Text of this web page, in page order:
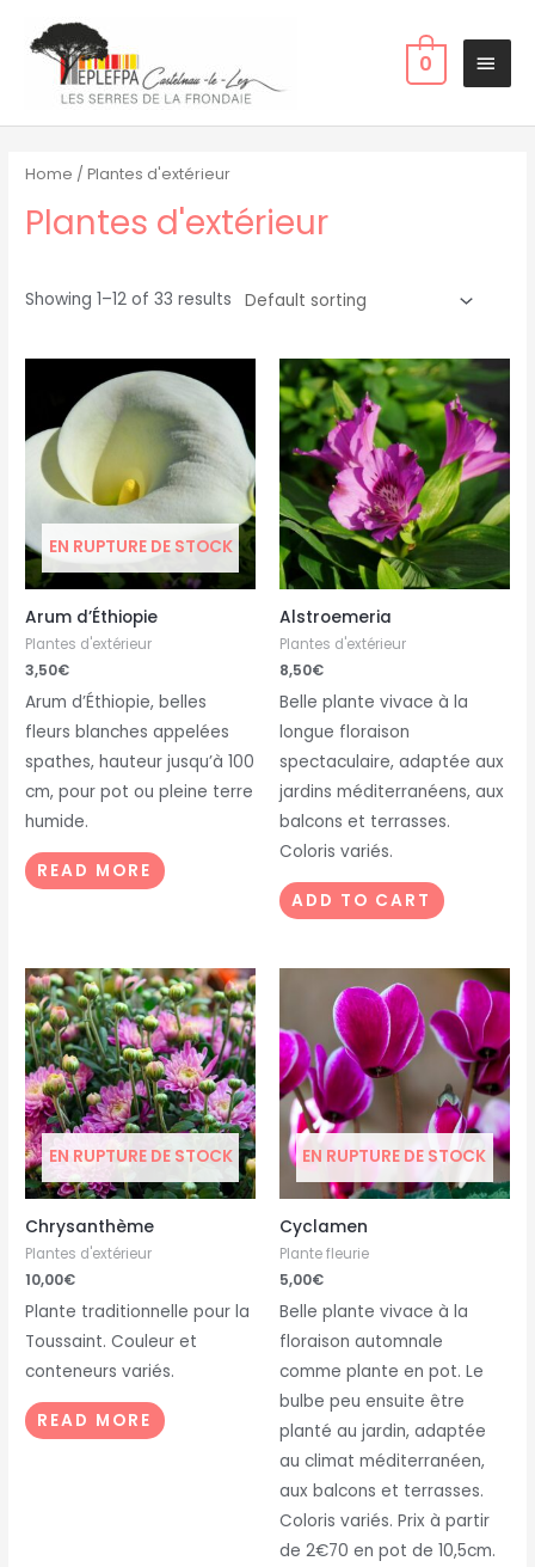
0
Home / Plantes d'extérieur
Plantes d'extérieur
Showing 1–12 of 33 results
EN RUPTURE DE STOCK
Arum d’Éthiopie
Plantes d'extérieur
3,50€
Arum d’Éthiopie, belles
fleurs blanches appelées
spathes, hauteur jusqu’à 100
cm, pour pot ou pleine terre
humide.
READ MORE
Alstroemeria
Plantes d'extérieur
8,50€
Belle plante vivace à la
longue floraison
spectaculaire, adaptée aux
jardins méditerranéens, aux
balcons et terrasses.
Coloris variés.
ADD TO CART
EN RUPTURE DE STOCK
Chrysanthème
Plantes d'extérieur
10,00€
Plante traditionnelle pour la
Toussaint. Couleur et
conteneurs variés.
READ MORE
EN RUPTURE DE STOCK
Cyclamen
Plante fleurie
5,00€
Belle plante vivace à la
floraison automnale
comme plante en pot. Le
bulbe peu ensuite être
planté au jardin, adaptée
au climat méditerranéen,
aux balcons et terrasses.
Coloris variés. Prix à partir
de 2€70 en pot de 10,5cm.